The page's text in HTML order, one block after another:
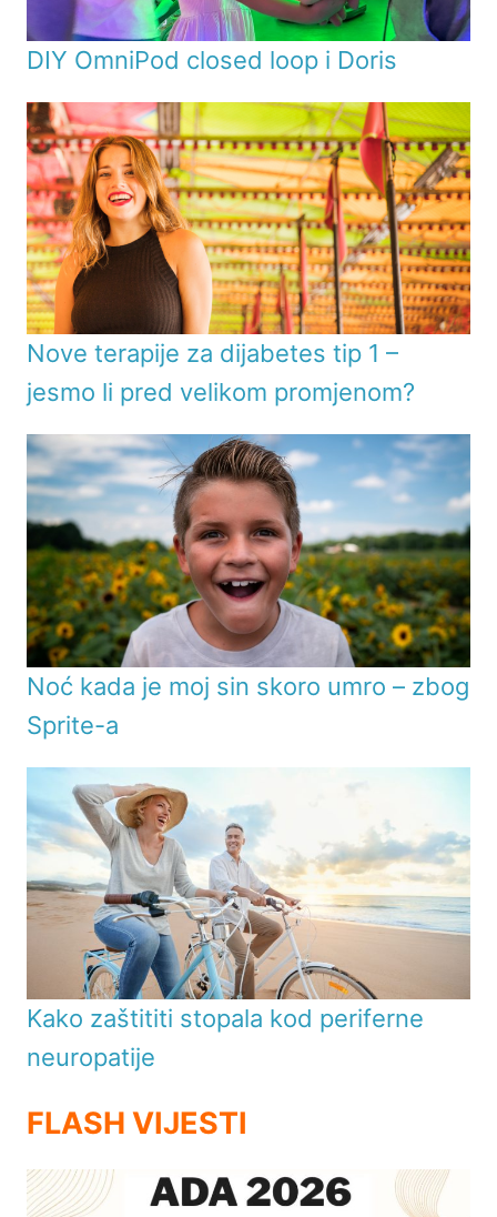
DIY OmniPod closed loop i Doris
Nove terapije za dijabetes tip 1 –
jesmo li pred velikom promjenom?
Noć kada je moj sin skoro umro – zbog
Sprite-a
Kako zaštititi stopala kod periferne
neuropatije
FLASH VIJESTI